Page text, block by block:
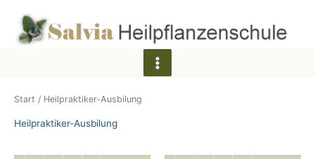
Inhalt
springen
Start / Heilpraktiker-Ausbilung
Heilpraktiker-Ausbilung